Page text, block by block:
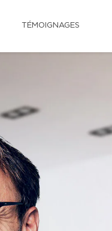
TÉMOIGNAGES